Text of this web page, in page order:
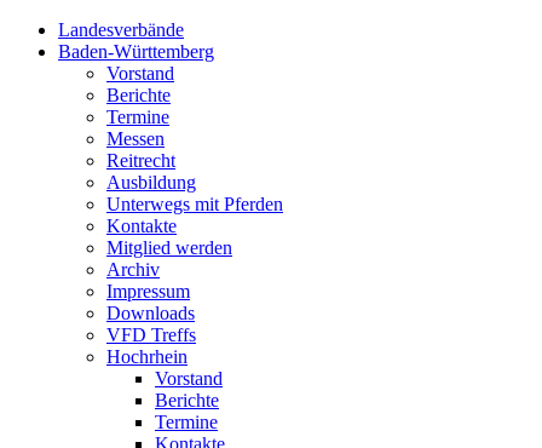
Landesverbände
Baden-Württemberg
Vorstand
Berichte
Termine
Messen
Reitrecht
Ausbildung
Unterwegs mit Pferden
Kontakte
Mitglied werden
Archiv
Impressum
Downloads
VFD Treffs
Hochrhein
Vorstand
Berichte
Termine
Kontakte